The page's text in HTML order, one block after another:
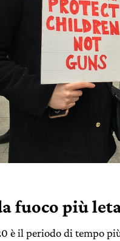
fuoco più
è il periodo di tempo